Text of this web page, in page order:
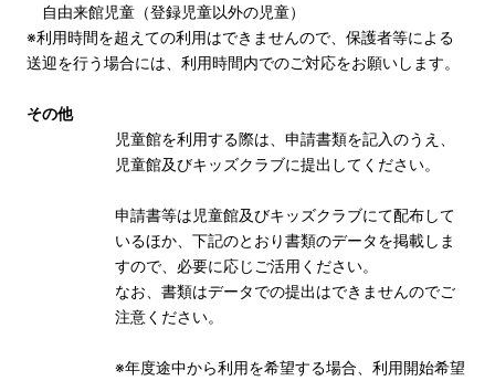
自由来館児童（登録児童以外の児童）
※利用時間を超えての利用はできませんので、保護者等による
送迎を行う場合には、利用時間内でのご対応をお願いします。
その他
児童館を利用する際は、申請書類を記入のうえ、
児童館及びキッズクラブに提出してください。
申請書等は児童館及びキッズクラブにて配布して
いるほか、下記のとおり書類のデータを掲載しま
すので、必要に応じご活用ください。
なお、書類はデータでの提出はできませんのでご
注意ください。
※年度途中から利用を希望する場合、利用開始希望